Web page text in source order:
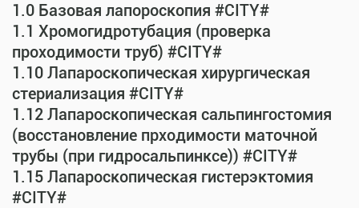
1.0 Базовая лапороскопия #CITY#
1.1 Хромогидротубация (проверка
проходимости труб) #CITY#
1.10 Лапароскопическая хирургическая
стериализация #CITY#
1.12 Лапароскопическая сальпингостомия
(восстановление прходимости маточной
трубы (при гидросальпинксе)) #CITY#
1.15 Лапароскопическая гистерэктомия
#CITY#